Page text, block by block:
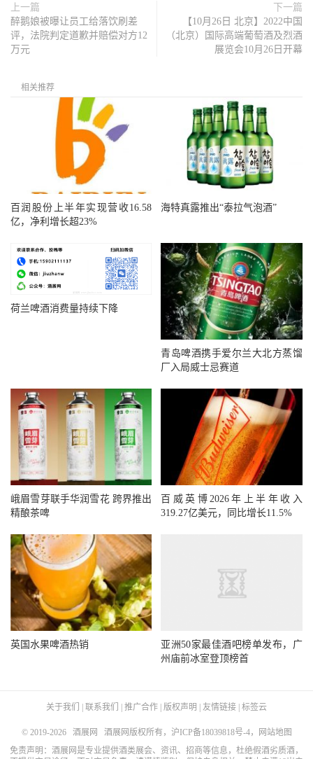
上一篇
醉鹅娘被曝让员工给落饮刷差
评，法院判定道歉并赔偿对方12
万元
下一篇
【10月26日 北京】2022中国
（北京）国际高端葡萄酒及烈酒
展览会10月26日开幕
相关推荐
百润股份上半年实现营收16.58
亿，净利增长超23%
海特真露推出“泰拉气泡酒”
荷兰啤酒消费量持续下降
青岛啤酒携手爱尔兰大北方蒸馏
厂入局威士忌赛道
峨眉雪芽联手华润雪花 跨界推出
精酿茶啤
百威英博2026年上半年收入
319.27亿美元，同比增长11.5%
英国水果啤酒热销
亚洲50家最佳酒吧榜单发布，广
州庙前冰室登顶榜首
关于我们 联系我们 推广合作 版权声明 友情链接 标签云
© 2019-2026 酒展网 酒展网版权所有， 沪ICP备18039818号-4，
网站地图
免责声明：酒展网是专业提供酒类展会、资讯、招商等信息，杜绝假酒劣质酒，